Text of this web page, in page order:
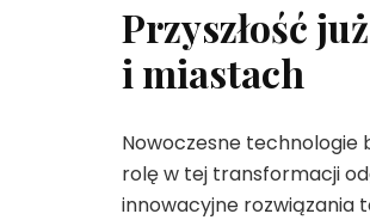
Przyszłość
i miastach
Nowoczesne technologie
rolę w tej transformacji
innowacyjne rozwiązania